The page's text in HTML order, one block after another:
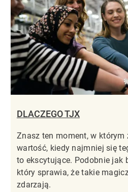
DLACZEGO TJX
Znasz ten moment, w którym
wartość, kiedy najmniej się
to ekscytujące. Podobnie jak
który sprawia, że takie
zdarzają.